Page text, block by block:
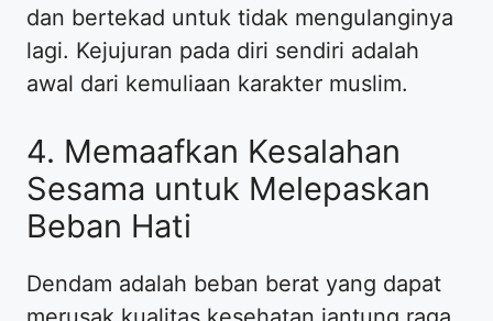
dan bertekad untuk tidak mengulanginya
lagi. Kejujuran pada diri sendiri adalah
awal dari kemuliaan karakter muslim.
4. Memaafkan Kesalahan
Sesama untuk Melepaskan
Beban Hati
Dendam adalah beban berat yang dapat